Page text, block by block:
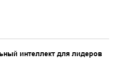
интеллект для лидеров